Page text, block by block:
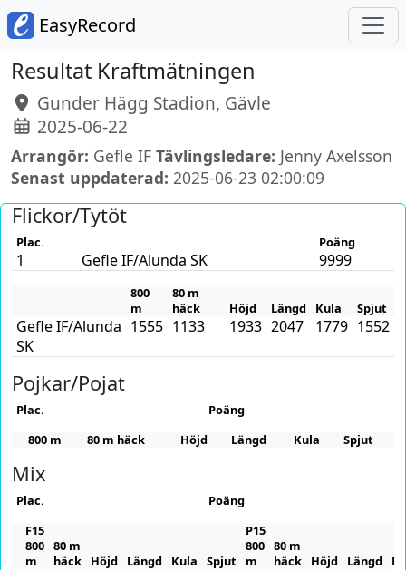
EasyRecord
Resultat Kraftmätningen
Gunder Hägg Stadion, Gävle
2025-06-22
Arrangör: Gefle IF Tävlingsledare: Jenny Axelsson
Senast uppdaterad: 2025-06-23 02:00:09
Flickor/Tytöt
Plac. Poäng
1 Gefle IF/Alunda SK 9999
800
m
80 m
häck
Höjd Längd Kula Spjut
Gefle IF/Alunda
SK
1555 1133 1933 2047 1779 1552
Pojkar/Pojat
Plac.
Poäng
800 m
80 m häck Höjd Längd Kula Spjut
Mix
Plac.
Poäng
F15
P15
800
m
80 m
häck
Höjd Längd Kula Spjut
800
m
80 m
häck
Höjd Längd